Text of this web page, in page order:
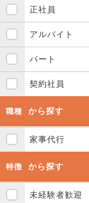
正社員
アルバイト
パート
契約社員
職種 から探す
家事代行
特徴 から探す
未経験者歓迎